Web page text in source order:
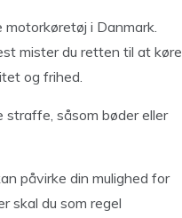
i Danmark.
mister du retten til at køre
og frihed.
såsom bøder eller
påvirke din mulighed for
skal du som regel